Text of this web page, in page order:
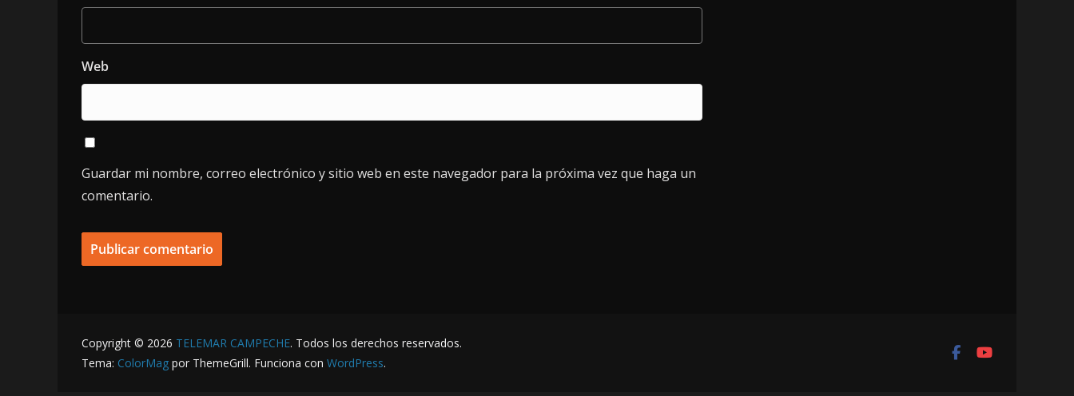
Web
Guardar mi nombre, correo electrónico y sitio web en este navegador para la próxima vez que haga un
comentario.
Copyright © 2026 TELEMAR CAMPECHE. Todos los derechos reservados.
Tema: ColorMag por ThemeGrill. Funciona con WordPress.